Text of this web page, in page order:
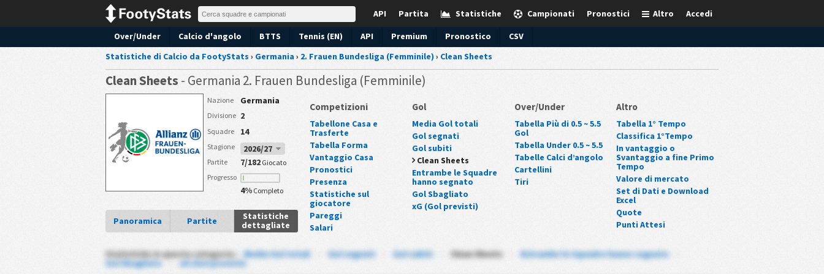
Accedi
Altro
Pronostici
Campionati
Statistiche
Partita
API
Over/Under Calcio d'angolo BTTS Tennis (EN) API Premium Pronostico
CSV
Statistiche di Calcio da FootyStats › Germania › 2. Frauen Bundesliga (Femminile) › Clean Sheets
Clean Sheets - Germania 2. Frauen Bundesliga (Femminile)
Nazione Germania
Divisione 2
Squadre 14
Stagione 2026/27
Partite 7/182Giocato
Progresso
4%Completo
Panoramica Partite
Statistiche
dettagliate
Competizioni
Tabellone Casa e
Trasferte
Tabella Forma
Vantaggio Casa
Pronostici
Presenza
Statistiche sul
giocatore
Pareggi
Salari
Gol
Media Gol totali
Gol segnati
Gol subiti
Clean Sheets
Entrambe le Squadre
hanno segnato
Gol Sbagliato
xG (Gol previsti)
Over/Under
Tabella Più di 0.5 ~ 5.5
Gol
Tabella Under 0.5 ~ 5.5
Tabelle Calci d’angolo
Cartellini
Tiri
Altro
Tabella 1° Tempo
Classifica 1°Tempo
In vantaggio o
Svantaggio a fine Primo
Tempo
Valore di mercato
Set di Dati e Download
Excel
Quote
Punti Attesi
Statistiche in questa categoria : Media Gol totali Gol segnati Gol subiti Clean Sheets -Entrambe le Squadre hanno segnato-
Gol Sbagliato - xG (Gol previsti)